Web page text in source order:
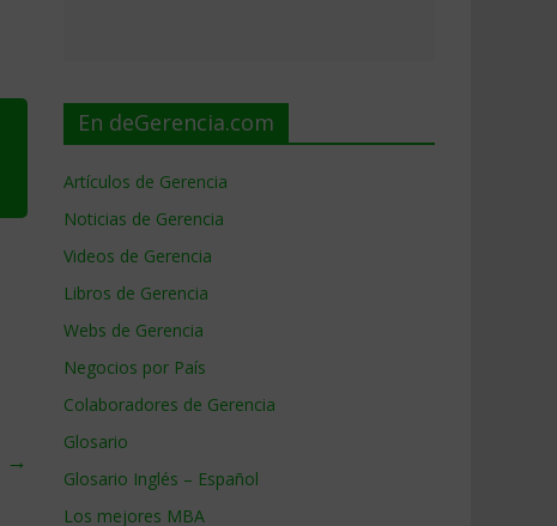
→
En deGerencia.com
Artículos de Gerencia
Noticias de Gerencia
Videos de Gerencia
Libros de Gerencia
Webs de Gerencia
Negocios por País
Colaboradores de Gerencia
Glosario
Glosario Inglés – Español
Los mejores MBA